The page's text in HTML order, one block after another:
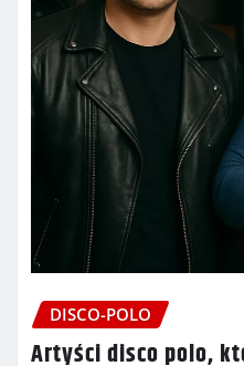
DISCO-POLO
Artyści disco polo,